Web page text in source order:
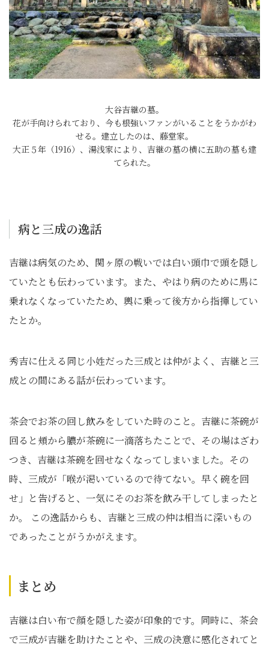
大谷吉継の墓。
花が手向けられており、今も根強いファンがいることをうかがわ
せる。建立したのは、藤堂家。
大正５年（1916）、湯浅家により、吉継の墓の横に五助の墓も建
てられた。
病と三成の逸話
吉継は病気のため、関ヶ原の戦いでは白い頭巾で頭を隠し
ていたとも伝わっています。また、やはり病のために馬に
乗れなくなっていたため、輿に乗って後方から指揮してい
たとか。
秀吉に仕える同じ小姓だった三成とは仲がよく、吉継と三
成との間にある話が伝わっています。
茶会でお茶の回し飲みをしていた時のこと。吉継に茶碗が
回ると頬から膿が茶碗に一滴落ちたことで、その場はざわ
つき、吉継は茶碗を回せなくなってしまいました。その
時、三成が「喉が渇いているので待てない。早く碗を回
せ」と告げると、一気にそのお茶を飲み干してしまったと
か。 この逸話からも、吉継と三成の仲は相当に深いもの
であったことがうかがえます。
まとめ
吉継は白い布で顔を隠した姿が印象的です。同時に、茶会
で三成が吉継を助けたことや、三成の決意に感化されてと